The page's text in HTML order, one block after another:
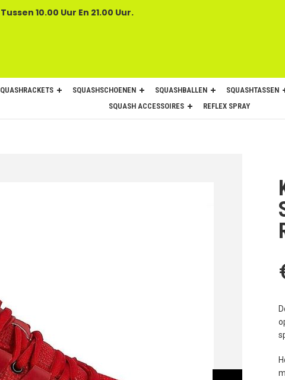
10.00 Uur En 21.00 Uur.
SQUASHSCHOENEN SQUASHBALLEN SQUASHTASSEN
SQUASH ACCESSOIRES
REFLEX SPRAY